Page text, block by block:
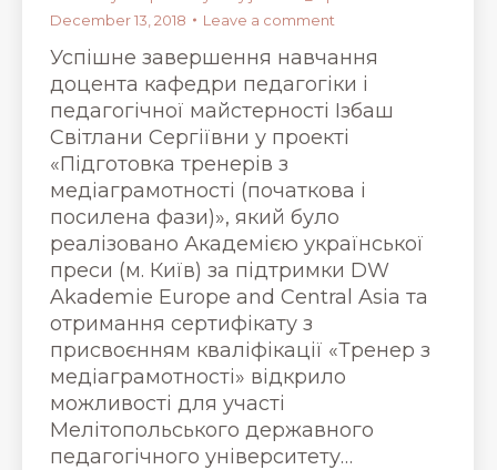
December 13, 2018
Leave a comment
Успішне завершення навчання
доцента кафедри педагогіки і
педагогічної майстерності Ізбаш
Світлани Сергіївни у проекті
«Підготовка тренерів з
медіаграмотності (початкова і
посилена фази)», який було
реалізовано Академією української
преси (м. Київ) за підтримки DW
Akademie Europe and Central Asia та
отримання сертифікату з
присвоєнням кваліфікації «Тренер з
медіаграмотності» відкрило
можливості для участі
Мелітопольського державного
педагогічного університету…